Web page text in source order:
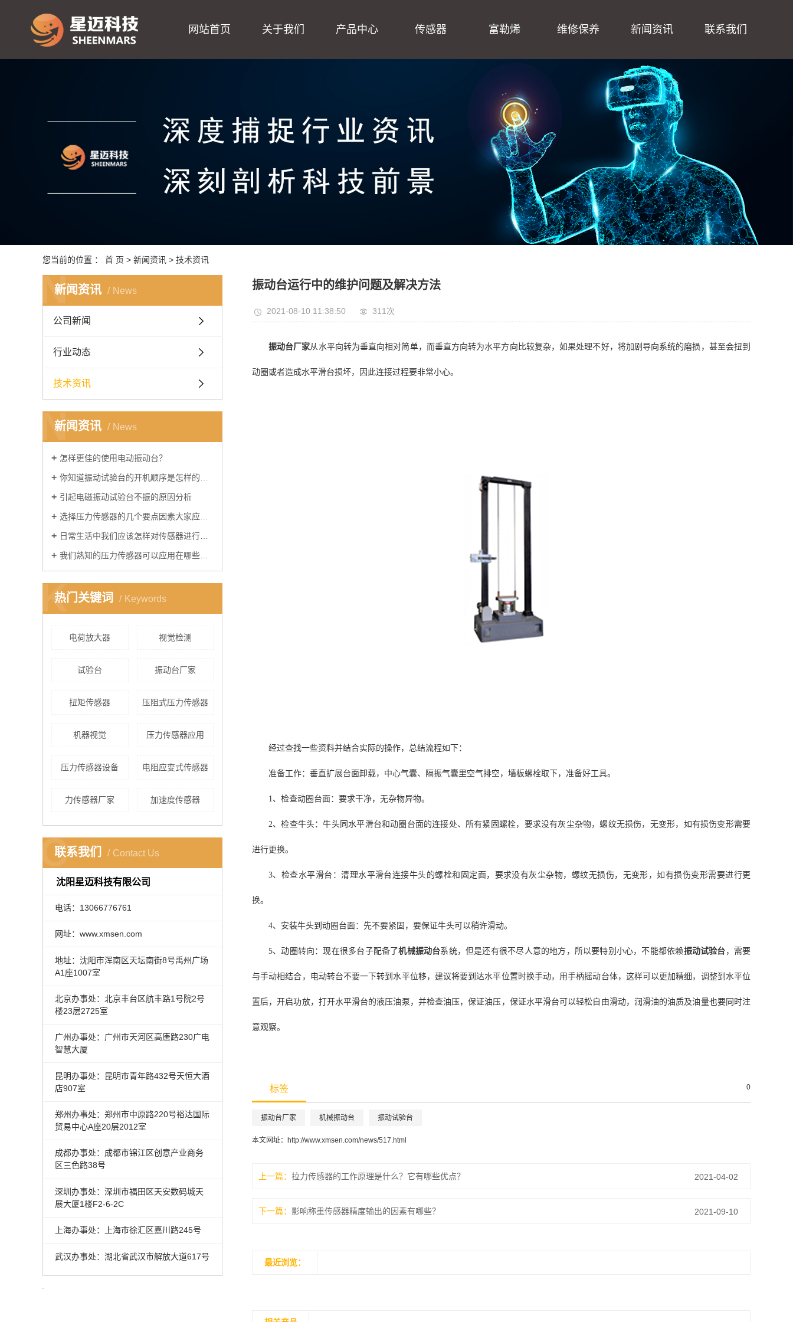
网站首页 关于我们
企业理念
营业执照
产品中心
冲击/碰撞/校准系统
传感器 富勒烯 维修保养 新闻资讯
公司新闻
行业动态
技术资讯
联系我们
您当前的位置 ： 首 页 > 新闻资讯 > 技术资讯
新闻资讯 News
N
公司新闻
行业动态
技术资讯
新闻资讯 News
N
怎样更佳的使用电动振动台？
你知道振动试验台的开机顺序是怎样的吗？
引起电磁振动试验台不振的原因分析
选择压力传感器的几个要点因素大家应该知道一下
日常生活中我们应该怎样对传感器进行保养？
我们熟知的压力传感器可以应用在哪些地方？
热门关键词 Keywords
K
电荷放大器 视觉检测
试验台 ​振动台厂家
​扭矩传感器 ​压阻式压力传感器
机器视觉 压力传感器应用
压力传感器设备 电阻应变式传感器
​力传感器厂家 加速度传感器
联系我们 Contact Us
C
沈阳星迈科技有限公司
电话：13066776761
网址：www.xmsen.com
地址：沈阳市浑南区天坛南街8号禹州广场
A1座1007室
北京办事处：北京丰台区航丰路1号院2号
楼23层2725室
广州办事处：广州市天河区高唐路230广电
智慧大厦
昆明办事处：昆明市青年路432号天恒大酒
店907室
郑州办事处：郑州市中原路220号裕达国际
贸易中心A座20层2012室
成都办事处：成都市锦江区创意产业商务
区三色路38号
深圳办事处：深圳市福田区天安数码城天
展大厦1楼F2-6-2C
上海办事处：上海市徐汇区嘉川路245号
武汉办事处：湖北省武汉市解放大道617号
振动台运行中的维护问题及解决方法
2021-08-10 11:38:50 311次
振动台厂家从水平向转为垂直向相对简单，而垂直方向转为水平方向比较复杂，如果处理不好，将加剧导向系统的磨损，甚至会扭到
动圈或者造成水平滑台损坏，因此连接过程要非常小心。
经过查找一些资料并结合实际的操作，总结流程如下：
准备工作：垂直扩展台面卸载，中心气囊、隔振气囊里空气排空，墙板螺栓取下，准备好工具。
1、检查动圈台面：要求干净，无杂物异物。
2、检查牛头：牛头同水平滑台和动圈台面的连接处、所有紧固螺栓，要求没有灰尘杂物，螺纹无损伤，无变形，如有损伤变形需要
进行更换。
3、检查水平滑台：清理水平滑台连接牛头的螺栓和固定面，要求没有灰尘杂物，螺纹无损伤，无变形，如有损伤变形需要进行更
换。
4、安装牛头到动圈台面：先不要紧固，要保证牛头可以稍许滑动。
5、动圈转向：现在很多台子配备了机械振动台系统，但是还有很不尽人意的地方，所以要特别小心，不能都依赖振动试验台 ，需要
与手动相结合，电动转台不要一下转到水平位移，建议将要到达水平位置时换手动，用手柄摇动台体，这样可以更加精细，调整到水平位
置后，开启功放，打开水平滑台的液压油泵，并检查油压，保证油压，保证水平滑台可以轻松自由滑动，润滑油的油质及油量也要同时注
意观察。
标签 0
​振动台厂家 机械振动台 振动试验台
本文网址： http://www.xmsen.com/news/517.html
上一篇： 拉力传感器的工作原理是什么？它有哪些优点？ 2021-04-02
下一篇： 影响称重传感器精度输出的因素有哪些？ 2021-09-10
最近浏览：